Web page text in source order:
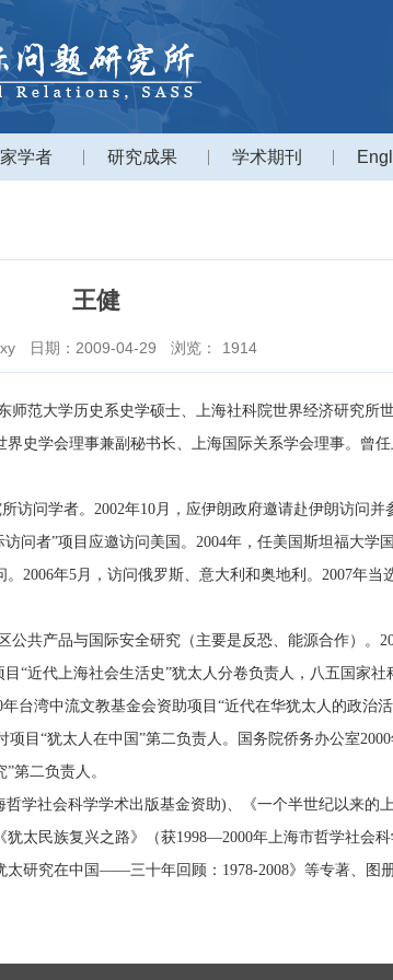
学者 研究成果 学术期刊
王健
日期：2009-04-29 浏览： 1914
师范大学历史系史学硕士、上海社科院世界经济研究所
界史学会理事兼副秘书长、上海国际关系学会理事。曾
访问学者。 2002年10月，应伊朗政府邀请赴伊朗访问并
问者”项目应邀访问美国。 2004年，任美国斯坦福大学
2006年5月，访问俄罗斯、意大利和奥地利。 2007年当
共产品与国际安全研究（主要是反恐、能源合作）。
“近代上海社会生活史”犹太人分卷负责人，八五国家社
年台湾中流文教基金会资助项目 “近代在华犹太人的政治
项目 “犹太人在中国 ”第二负责人。国务院侨务办公室2000
”第二负责人。
哲学社会科学学术出版基金资助)、《一个半世纪以来的
犹太民族复兴之路》（获1998—2000年上海市哲学社会
太研究在中国——三十年回顾： 1978-2008》等专著、图